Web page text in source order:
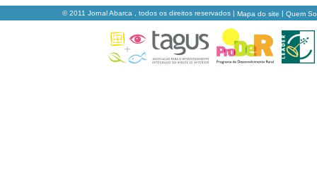
© 2011 Jornal Abarca , todos os direitos reservados | Mapa do site | Quem